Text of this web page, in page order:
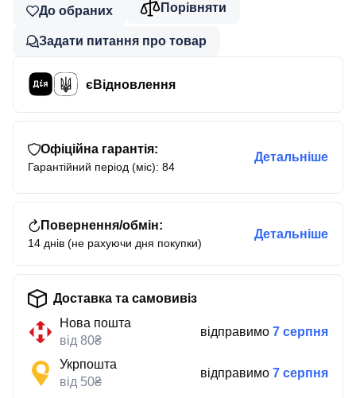
До обраних Порівняти
Задати питання про товар
єВідновлення
Офіційна гарантія:
Гарантійний період (міс): 84
Детальніше
Повернення/обмін:
14 днів (не рахуючи дня покупки)
Детальніше
Доставка та самовивіз
Нова пошта
від 80₴
відправимо 7 серпня
Укрпошта
від 50₴
відправимо 7 серпня